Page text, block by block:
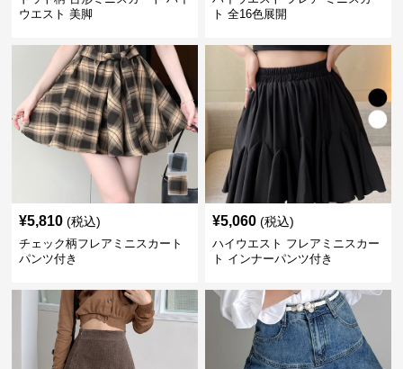
ウエスト 美脚
ト 全16色展開
¥5,810 (税込)
チェック柄フレアミニスカート
パンツ付き
¥5,060 (税込)
ハイウエスト フレアミニスカー
ト インナーパンツ付き